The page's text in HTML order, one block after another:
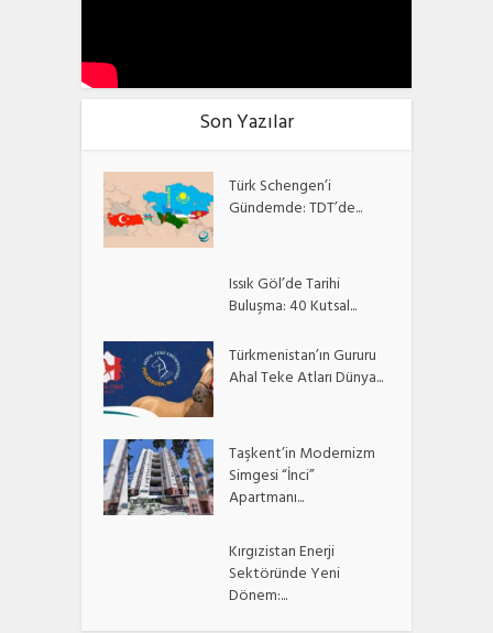
Son Yazılar
Türk Schengen’i
Gündemde: TDT’de...
Issık Göl’de Tarihi
Buluşma: 40 Kutsal...
Türkmenistan’ın Gururu
Ahal Teke Atları Dünya...
Taşkent’in Modernizm
Simgesi “İnci”
Apartmanı...
Kırgızistan Enerji
Sektöründe Yeni
Dönem:...